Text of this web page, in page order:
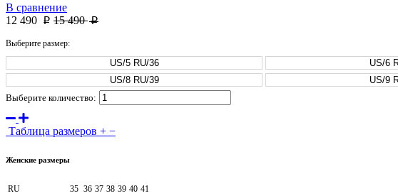
В сравнение
12 490 p 15 490 p
Выберите размер:
US/5 RU/36 US/6
US/8 RU/39
US/9
Выберите количество:
Таблица размеров + −
Женские размеры
RU 35 36 37 38 39 40 41